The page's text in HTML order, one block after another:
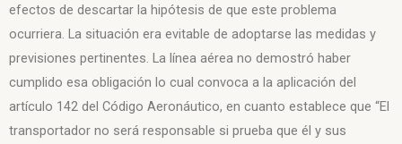
efectos de descartar la hipótesis de que este problema
ocurriera. La situación era evitable de adoptarse las medidas y
previsiones pertinentes. La línea aérea no demostró haber
cumplido esa obligación lo cual convoca a la aplicación del
artículo 142 del Código Aeronáutico, en cuanto establece que “El
transportador no será responsable si prueba que él y sus